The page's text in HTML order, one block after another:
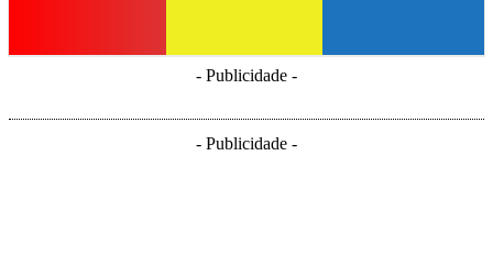
- Publicidade -
- Publicidade -